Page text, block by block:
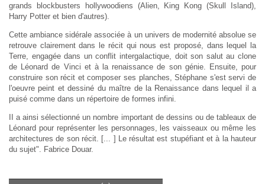
grands blockbusters hollywoodiens (Alien, King Kong (Skull Island),
Harry Potter et bien d'autres).
Cette ambiance sidérale associée à un univers de modernité absolue se
retrouve clairement dans le récit qui nous est proposé, dans lequel la
Terre, engagée dans un conflit intergalactique, doit son salut au clone
de Léonard de Vinci et à la renaissance de son génie. Ensuite, pour
construire son récit et composer ses planches, Stéphane s'est servi de
l'oeuvre peint et dessiné du maître de la Renaissance dans lequel il a
puisé comme dans un répertoire de formes infini.
II a ainsi sélectionné un nombre important de dessins ou de tableaux de
Léonard pour représenter les personnages, les vaisseaux ou même les
architectures de son récit. [... ] Le résultat est stupéfiant et à la hauteur
du sujet". Fabrice Douar.